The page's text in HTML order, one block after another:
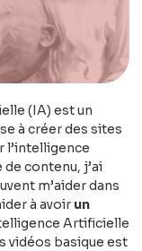
(IA) est un
à créer des sites
l’intelligence
contenu, j’ai
m’aider dans
à avoir un
Artificielle
vidéos basique est